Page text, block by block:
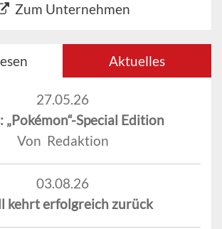
Zum Unternehmen
Aktuelles
27.05.26
„Pokémon“-Special Edition
Von Redaktion
03.08.26
kehrt erfolgreich zurück